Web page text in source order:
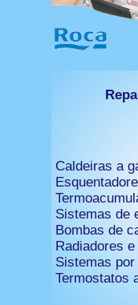
Caldeiras a
Sistemas de
Bombas de
Radiadores
Sistemas
Termostatos